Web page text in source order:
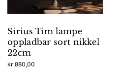
Sirius Tim lampe
oppladbar sort nikkel
22cm
kr 880,00